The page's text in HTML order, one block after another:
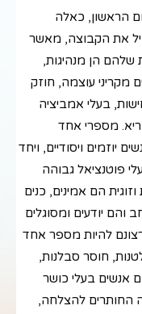
הראשון, כאלה
את הקבוצה, מאשר
שלהם הן מנהיגות,
מקריני עוצמה, חוזק
בעלי אמביציה
מספרי אחד
יוזמים ויסודיים, ויחד
פוטנציאל גבוהה
הם אמינים, כנים
והם יודעים ומסוגלים
להיות מספר אחד
חוסר סבלנות,
אנשים בעלי כושר
החותרים להצלחה,